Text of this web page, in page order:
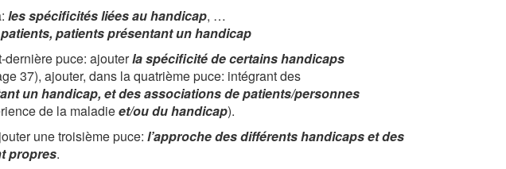
les spécificités liées au handicap, …
patients, patients présentant un handicap
dernière puce: ajouterla spécificité de certains handicaps
37), ajouter, dans la quatrième puce: intégrant des
un handicap, et des associations de patients/personnes
de la maladieet/ou du handicap).
une troisième puce: l’approche des différents handicaps et des
propres.